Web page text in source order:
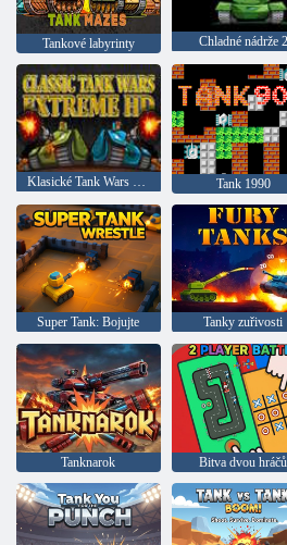
Tankové labyrinty Chladné nádrže 2
Klasické Tank Wars Extreme HD Tank 1990
Super Tank: Bojujte Tanky zuřivosti
Tanknarok Bitva dvou hráčů